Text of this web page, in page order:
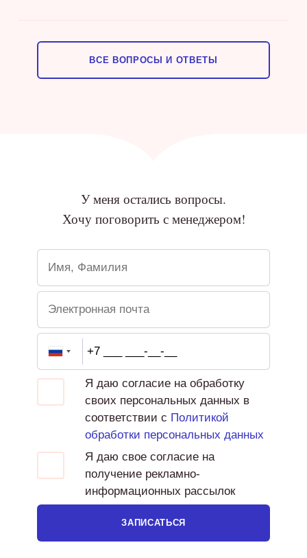
ВСЕ ВОПРОСЫ И ОТВЕТЫ
У меня остались вопросы.
Хочу поговорить с менеджером!
Я даю согласие на обработку
своих персональных данных в
соответствии с Политикой
обработки персональных данных
Я даю свое согласие на
получение рекламно-
информационных рассылок
ЗАПИСАТЬСЯ